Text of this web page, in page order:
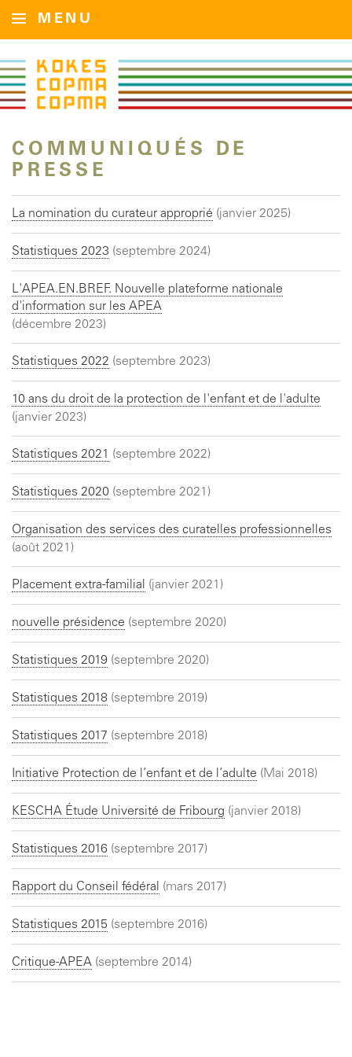
MENU
COMMUNIQUÉS DE
PRESSE
La nomination du curateur approprié (janvier 2025)
Statistiques 2023 (septembre 2024)
L'APEA.EN.BREF. Nouvelle plateforme nationale
d'information sur les APEA
(décembre 2023)
Statistiques 2022 (septembre 2023)
10 ans du droit de la protection de l'enfant et de l'adulte
(janvier 2023)
Statistiques 2021 (septembre 2022)
Statistiques 2020 (septembre 2021)
Organisation des services des curatelles professionnelles
(août 2021)
Placement extra-familial (janvier 2021)
nouvelle présidence (septembre 2020)
Statistiques 2019 (septembre 2020)
Statistiques 2018 (septembre 2019)
Statistiques 2017 (septembre 2018)
Initiative Protection de l’enfant et de l’adulte (Mai 2018)
KESCHA Étude Université de Fribourg (janvier 2018)
Statistiques 2016 (septembre 2017)
Rapport du Conseil fédéral (mars 2017)
Statistiques 2015 (septembre 2016)
Critique-APEA (septembre 2014)